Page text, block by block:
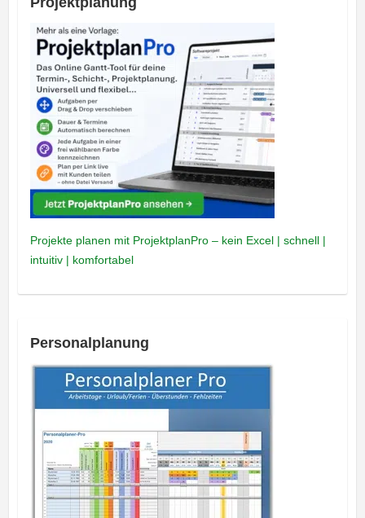
Projekte planen mit ProjektplanPro – kein Excel | schnell |
intuitiv | komfortabel
Personalplanung